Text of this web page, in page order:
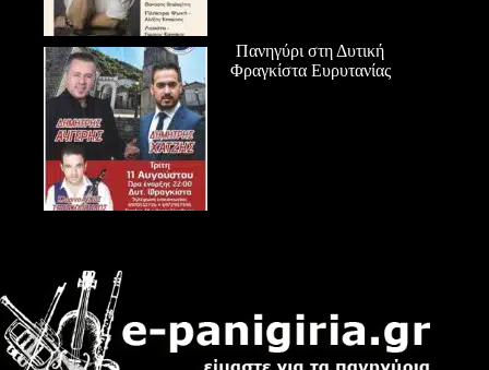
Πανηγύρι στη Δυτική
Φραγκίστα Ευρυτανίας